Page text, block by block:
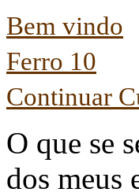
Bem vindo
Ferro 10
Continuar
O que se
dos meus